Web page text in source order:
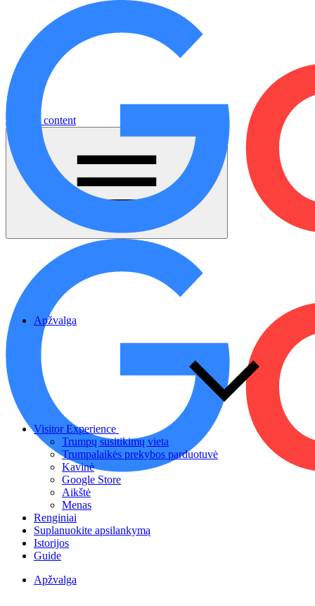
Jump to content
Apžvalga
Visitor Experience
Trumpų susitikimų vieta
Trumpalaikės prekybos parduotuvė
Kavinė
Google Store
Aikštė
Menas
Renginiai
Suplanuokite apsilankymą
Istorijos
Guide
Apžvalga